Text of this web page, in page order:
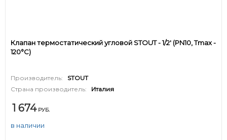
Клапан термостатический угловой STOUT - 1/2' (PN10, Tmax -
120°С)
Производитель:
STOUT
Страна производитель:
Италия
1 674 РУБ.
в наличии